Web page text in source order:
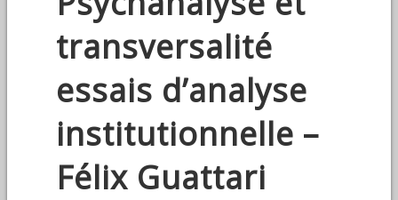
transversalité
essais d’analyse
institutionnelle –
Félix Guattari